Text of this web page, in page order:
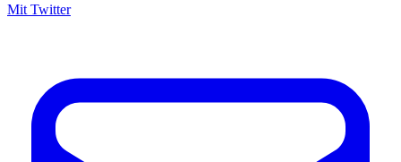
Mit Twitter